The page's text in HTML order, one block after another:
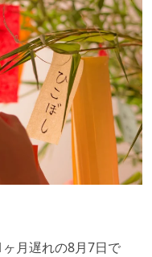
月遅れの8月7日で